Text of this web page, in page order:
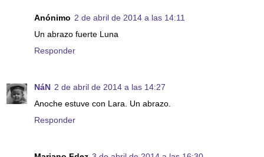
Anónimo 2 de abril de 2014 a las 14:11
Un abrazo fuerte Luna
Responder
NáN 2 de abril de 2014 a las 14:27
Anoche estuve con Lara. Un abrazo.
Responder